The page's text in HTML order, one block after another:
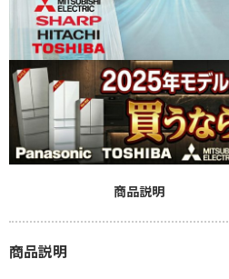
商品説明
商品説明